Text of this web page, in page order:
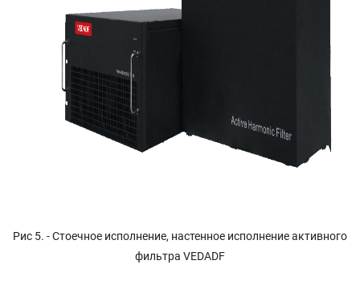
Рис 5. - Стоечное исполнение, настенное исполнение активного
фильтра VEDADF